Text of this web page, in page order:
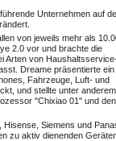
Unternehmen auf
von jeweils mehr als
2.0 vor und brachte die
Arten von
Dreame präsentierte ein
Fahrzeuge, Luft- und
und stellte unter anderem
"Chixiao 01" und den
Hisense, Siemens und
zu aktiv dienenden